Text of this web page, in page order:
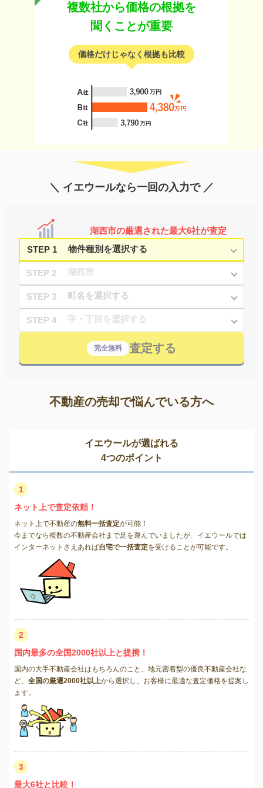
複数社から価格の根拠を
聞くことが重要
価格だけじゃなく根拠も比較
＼ イエウールなら一回の入力で ／
湖西市の厳選された最大6社が査定
STEP 1
STEP 2
STEP 3
STEP 4
完全無料 査定する
不動産の売却で悩んでいる方へ
イエウールが選ばれる
4つのポイント
1
ネット上で査定依頼！
ネット上で不動産の無料一括査定が可能！
今までなら複数の不動産会社まで足を運んでいましたが、イエウールでは
インターネットさえあれば自宅で一括査定を受けることが可能です。
2
国内最多の全国2000社以上と提携！
国内の大手不動産会社はもちろんのこと、地元密着型の優良不動産会社な
ど、 全国の厳選2000社以上から選択し、お客様に最適な査定価格を提案し
ます。
3
最大6社と比較！